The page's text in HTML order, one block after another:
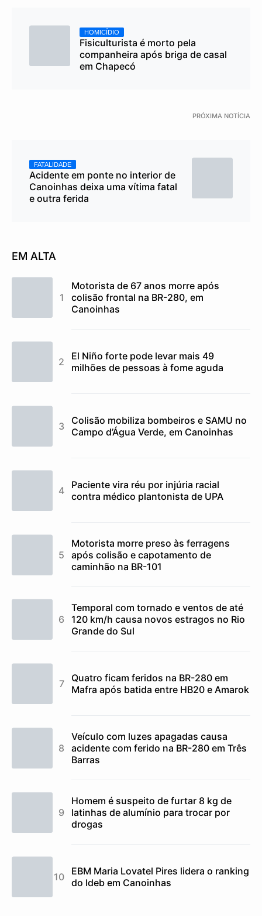
HOMICÍDIO
Fisiculturista é morto pela
companheira após briga de casal
em Chapecó
PRÓXIMA NOTÍCIA
FATALIDADE
Acidente em ponte no interior de
Canoinhas deixa uma vítima fatal
e outra ferida
EM ALTA
Motorista de 67 anos morre após
colisão frontal na BR-280, em
Canoinhas
El Niño forte pode levar mais 49
milhões de pessoas à fome aguda
Colisão mobiliza bombeiros e SAMU no
Campo d’Água Verde, em Canoinhas
Paciente vira réu por injúria racial
contra médico plantonista de UPA
Motorista morre preso às ferragens
após colisão e capotamento de
caminhão na BR-101
Temporal com tornado e ventos de até
120 km/h causa novos estragos no Rio
Grande do Sul
Quatro ficam feridos na BR-280 em
Mafra após batida entre HB20 e Amarok
Veículo com luzes apagadas causa
acidente com ferido na BR-280 em Três
Barras
Homem é suspeito de furtar 8 kg de
latinhas de alumínio para trocar por
drogas
EBM Maria Lovatel Pires lidera o ranking
do Ideb em Canoinhas